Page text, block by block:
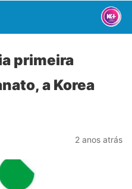
primeira
a Korea
2 anos atrás